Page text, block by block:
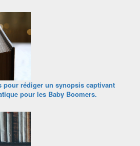
pour rédiger un synopsis captivant
pour les Baby Boomers.